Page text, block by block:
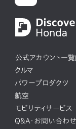
公式アカウント一覧
クルマ
パワープロダクツ
航空
モビリティサービス
Q&A・お問い合わせ